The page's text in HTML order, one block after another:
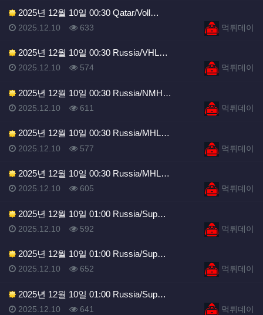
2025년 12월 10일 00:30 Qatar/Voll…
등록자먹튀데이
등록일
2025.12.10 조회
633
2025년 12월 10일 00:30 Russia/VHL…
등록자먹튀데이
등록일
2025.12.10 조회
574
2025년 12월 10일 00:30 Russia/NMH…
등록자먹튀데이
등록일
2025.12.10 조회
611
2025년 12월 10일 00:30 Russia/MHL…
등록자먹튀데이
등록일
2025.12.10 조회
577
2025년 12월 10일 00:30 Russia/MHL…
등록자먹튀데이
등록일
2025.12.10 조회
605
2025년 12월 10일 01:00 Russia/Sup…
등록자먹튀데이
등록일
2025.12.10 조회
592
2025년 12월 10일 01:00 Russia/Sup…
등록자먹튀데이
등록일
2025.12.10 조회
652
2025년 12월 10일 01:00 Russia/Sup…
등록자먹튀데이
등록일
2025.12.10 조회
641